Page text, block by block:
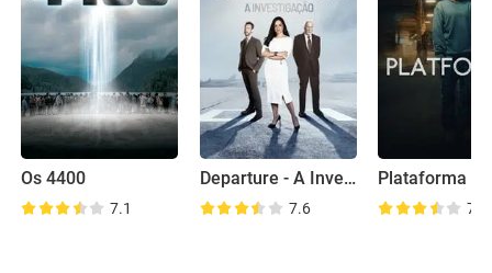
Os 4400
7.1
Departure - A Investigação
7.6
Plataforma 7
7.4